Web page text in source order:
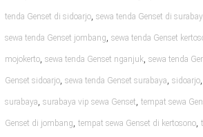
tenda Genset di sidoarjo, sewa tenda Genset di
sewa tenda Genset jombang, sewa tenda Genset
mojokerto, sewa tenda Genset nganjuk, sewa tenda
Genset sidoarjo, sewa tenda Genset surabaya, sidoarjo,
surabaya, surabaya vip sewa Genset, tempat sewa
Genset di jombang, tempat sewa Genset di kertosono,